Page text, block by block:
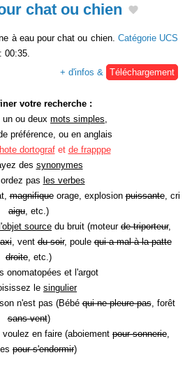
chat ou chien
à eau pour chat ou chien. Catégorie UCS
00:35.
+ d'infos &
Téléchargement
votre recherche :
ou deux mots simples
préférence, ou en anglais
dortografet de frapppe
des synonymes
pas les verbes
magnifiqueorage, explosionpuissante, cri
aigu , etc.)
source du bruit (moteur de triporteur,
, ventdu soir, poulequi a mal à la patte
droite , etc.)
onomatopées et l'argot
le singulier
n'est pas (Bébéqui ne pleure pas, forêt
sans vent)
en faire (aboiement pour sonnerie
pour s'endormir)